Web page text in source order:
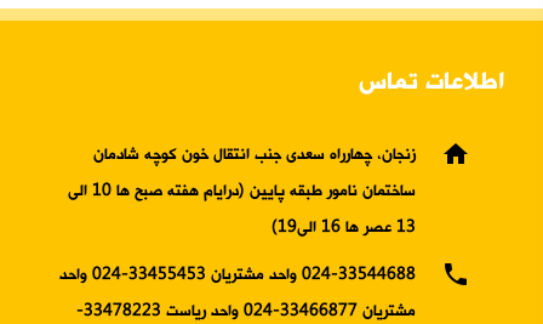
اطلاعات تماس
home
زنجان، چهارراه سعدی جنب انتقال خون کوچه شادمان
ساختمان نامور طبقه پایین (درایام هفته صبح ها 10 الی
13 عصر ها 16 الی19)
phone
024-33544688 واحد مشتریان 33455453-024 واحد
مشتریان 33466877-024 واحد ریاست 33478223-